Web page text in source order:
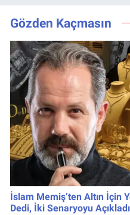
Oldu
Gözden Kaçmasın
İslam Memiş’ten Altın İçin
Dedi, İki Senaryoyu Açıkladı